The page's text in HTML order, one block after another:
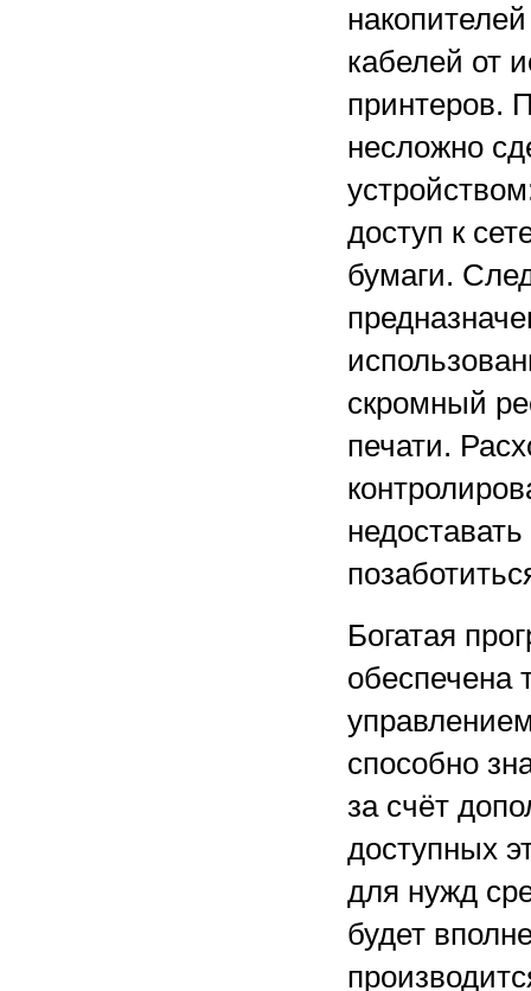
кабелей от
принтеров.
несложно
доступ к
бумаги.
скромный
печати.
Богатая
обеспечена
способно
за счёт
доступных
для нужд
будет